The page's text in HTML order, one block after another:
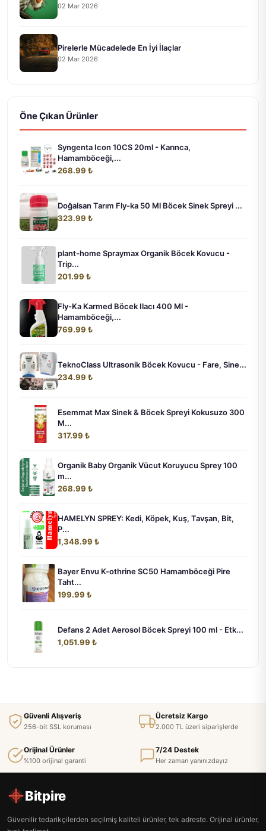
02 Mar 2026
Pirelerle Mücadelede En İyi İlaçlar
02 Mar 2026
Öne Çıkan Ürünler
Syngenta Icon 10CS 20ml - Karınca,
Hamamböceği,...
268.99 ₺
Doğalsan Tarım Fly-ka 50 Ml Böcek Sinek Spreyi ...
323.99 ₺
plant-home Spraymax Organik Böcek Kovucu -
Trip...
201.99 ₺
Fly-Ka Karmed Böcek Ilacı 400 Ml -
Hamamböceği,...
769.99 ₺
TeknoClass Ultrasonik Böcek Kovucu - Fare, Sine...
234.99 ₺
Esemmat Max Sinek & Böcek Spreyi Kokusuzo 300
M...
317.99 ₺
Organik Baby Organik Vücut Koruyucu Sprey 100
m...
268.99 ₺
HAMELYN SPREY: Kedi, Köpek, Kuş, Tavşan, Bit,
P...
1,348.99 ₺
Bayer Envu K-othrine SC50 Hamamböceği Pire
Taht...
199.99 ₺
Defans 2 Adet Aerosol Böcek Spreyi 100 ml - Etk...
1,051.99 ₺
Güvenli Alışveriş
256-bit SSL koruması
Ücretsiz Kargo
2.000 TL üzeri siparişlerde
Orijinal Ürünler
%100 orijinal garanti
7/24 Destek
Her zaman yanınızdayız
Bitpire
Güvenilir tedarikçilerden seçilmiş kaliteli ürünler, tek adreste. Orijinal ürünler,